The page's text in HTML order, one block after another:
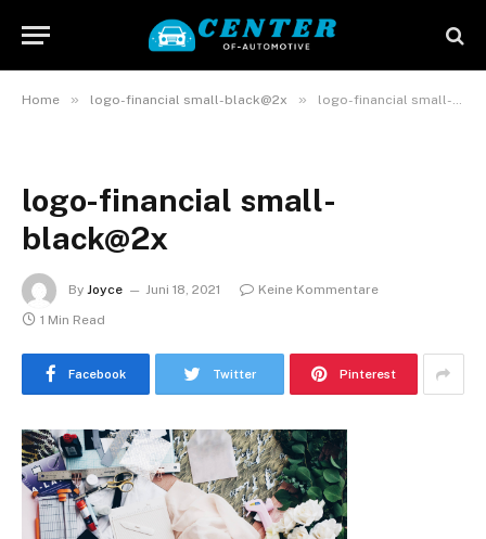
Home » logo-financial small-black@2x » logo-financial small-black@2x
logo-financial small-
black@2x
By Joyce Juni 18, 2021
Keine Kommentare
1 Min Read
Facebook Twitter Pinterest